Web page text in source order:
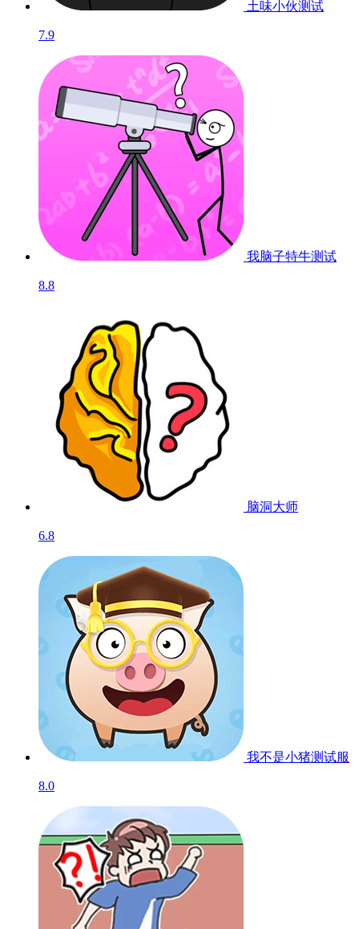
土味小伙测试
7.9
我脑子特牛测试
8.8
脑洞大师
6.8
我不是小猪测试服
8.0